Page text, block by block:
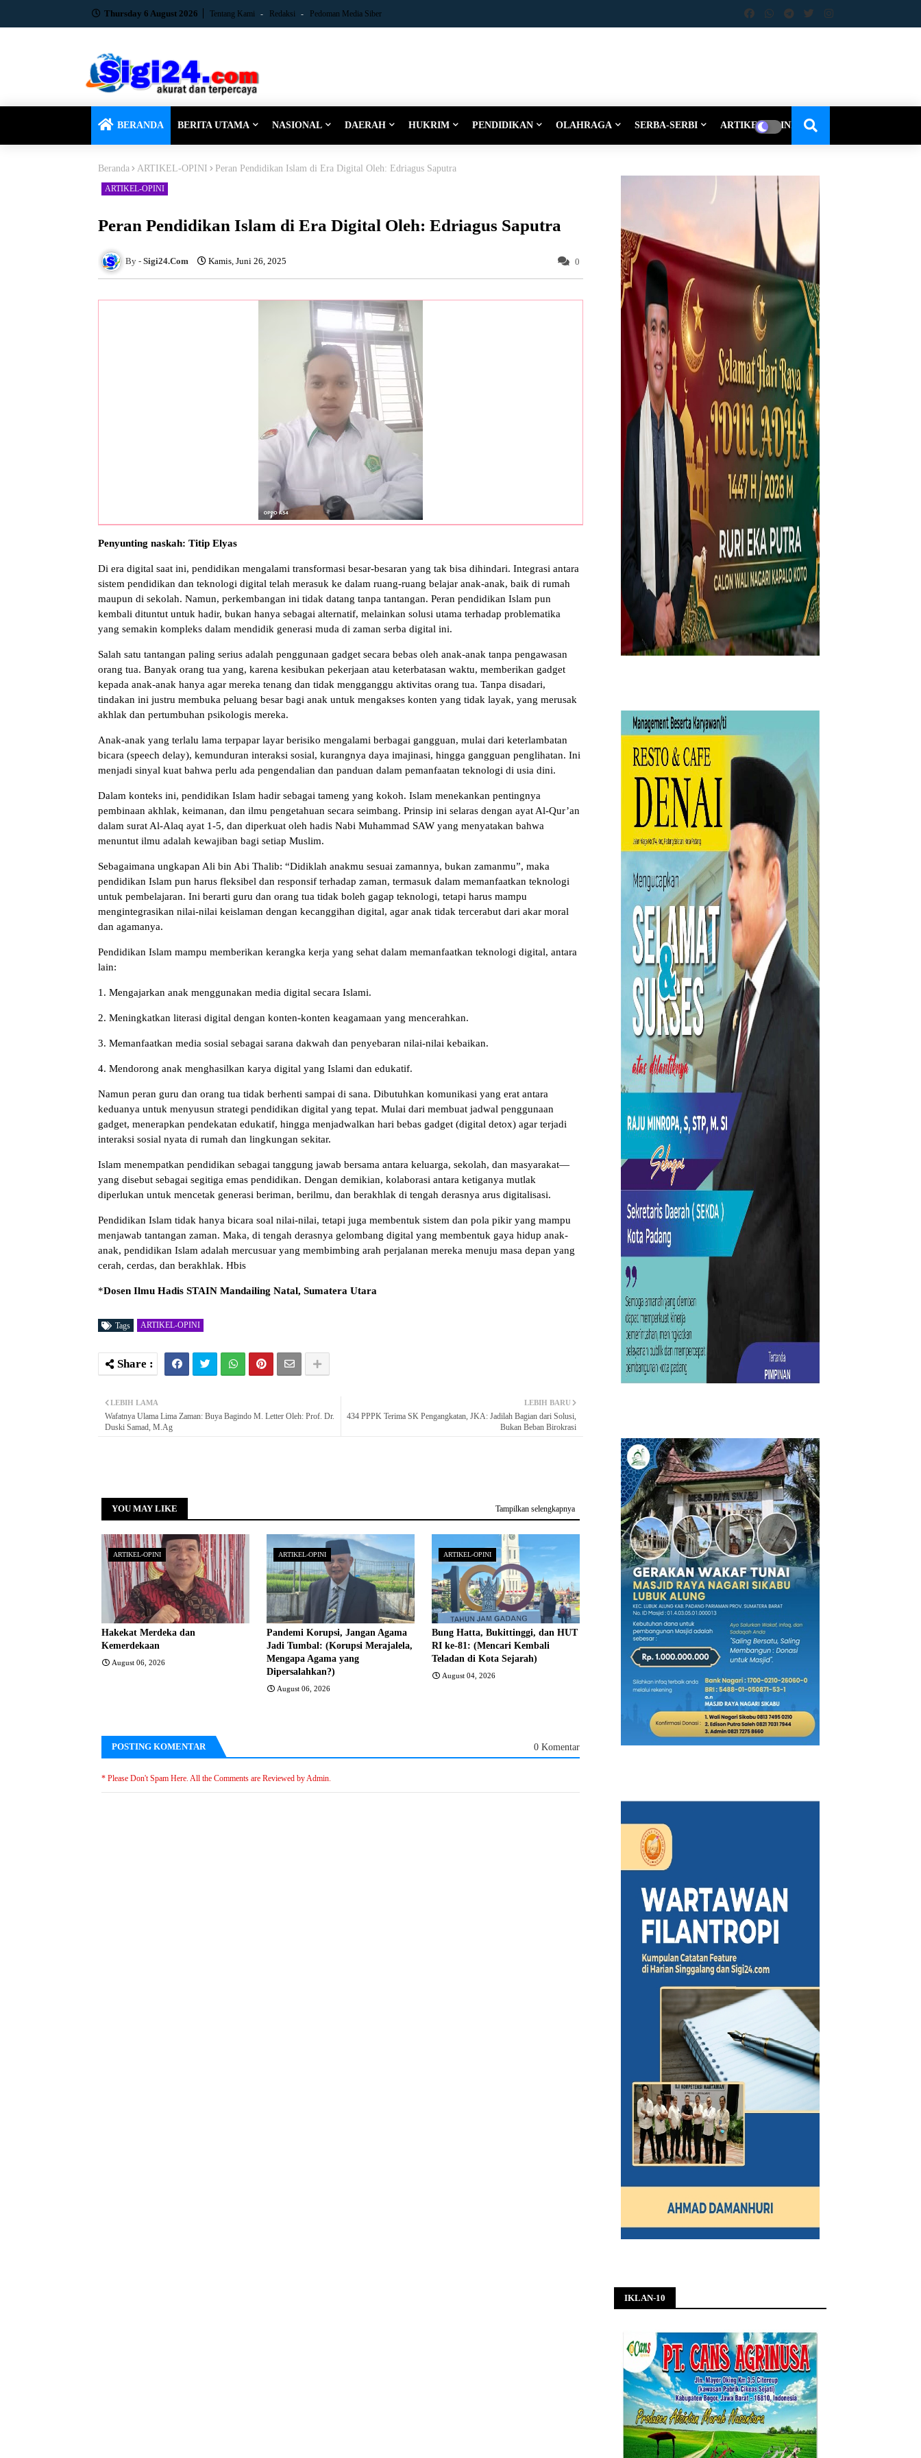
Thursday 6 August 2026 Tentang Kami Redaksi Pedoman Media Siber
BERANDA BERITA UTAMA NASIONAL DAERAH HUKRIM PENDIDIKAN OLAHRAGA SERBA-SERBI ARTIKEL-OPINI
Beranda ARTIKEL-OPINI Peran Pendidikan Islam di Era Digital Oleh: Edriagus Saputra
ARTIKEL-OPINI
Peran Pendidikan Islam di Era Digital Oleh: Edriagus Saputra
Sigi24.Com Kamis, Juni 26, 2025 0
Penyunting naskah: Titip Elyas
Di era digital saat ini, pendidikan mengalami transformasi besar-besaran yang tak bisa dihindari. Integrasi antara
sistem pendidikan dan teknologi digital telah merasuk ke dalam ruang-ruang belajar anak-anak, baik di rumah
maupun di sekolah. Namun, perkembangan ini tidak datang tanpa tantangan. Peran pendidikan Islam pun
kembali dituntut untuk hadir, bukan hanya sebagai alternatif, melainkan solusi utama terhadap problematika
yang semakin kompleks dalam mendidik generasi muda di zaman serba digital ini.
Salah satu tantangan paling serius adalah penggunaan gadget secara bebas oleh anak-anak tanpa pengawasan
orang tua. Banyak orang tua yang, karena kesibukan pekerjaan atau keterbatasan waktu, memberikan gadget
kepada anak-anak hanya agar mereka tenang dan tidak mengganggu aktivitas orang tua. Tanpa disadari,
tindakan ini justru membuka peluang besar bagi anak untuk mengakses konten yang tidak layak, yang merusak
akhlak dan pertumbuhan psikologis mereka.
Anak-anak yang terlalu lama terpapar layar berisiko mengalami berbagai gangguan, mulai dari keterlambatan
bicara (speech delay), kemunduran interaksi sosial, kurangnya daya imajinasi, hingga gangguan penglihatan. Ini
menjadi sinyal kuat bahwa perlu ada pengendalian dan panduan dalam pemanfaatan teknologi di usia dini.
Dalam konteks ini, pendidikan Islam hadir sebagai tameng yang kokoh. Islam menekankan pentingnya
pembinaan akhlak, keimanan, dan ilmu pengetahuan secara seimbang. Prinsip ini selaras dengan ayat Al-Qur’an
dalam surat Al-Alaq ayat 1-5, dan diperkuat oleh hadis Nabi Muhammad SAW yang menyatakan bahwa
menuntut ilmu adalah kewajiban bagi setiap Muslim.
Sebagaimana ungkapan Ali bin Abi Thalib: “Didiklah anakmu sesuai zamannya, bukan zamanmu”, maka
pendidikan Islam pun harus fleksibel dan responsif terhadap zaman, termasuk dalam memanfaatkan teknologi
untuk pembelajaran. Ini berarti guru dan orang tua tidak boleh gagap teknologi, tetapi harus mampu
mengintegrasikan nilai-nilai keislaman dengan kecanggihan digital, agar anak tidak tercerabut dari akar moral
dan agamanya.
Pendidikan Islam mampu memberikan kerangka kerja yang sehat dalam memanfaatkan teknologi digital, antara
lain:
1. Mengajarkan anak menggunakan media digital secara Islami.
2. Meningkatkan literasi digital dengan konten-konten keagamaan yang mencerahkan.
3. Memanfaatkan media sosial sebagai sarana dakwah dan penyebaran nilai-nilai kebaikan.
4. Mendorong anak menghasilkan karya digital yang Islami dan edukatif.
Namun peran guru dan orang tua tidak berhenti sampai di sana. Dibutuhkan komunikasi yang erat antara
keduanya untuk menyusun strategi pendidikan digital yang tepat. Mulai dari membuat jadwal penggunaan
gadget, menerapkan pendekatan edukatif, hingga menjadwalkan hari bebas gadget (digital detox) agar terjadi
interaksi sosial nyata di rumah dan lingkungan sekitar.
Islam menempatkan pendidikan sebagai tanggung jawab bersama antara keluarga, sekolah, dan masyarakat—
yang disebut sebagai segitiga emas pendidikan. Dengan demikian, kolaborasi antara ketiganya mutlak
diperlukan untuk mencetak generasi beriman, berilmu, dan berakhlak di tengah derasnya arus digitalisasi.
Pendidikan Islam tidak hanya bicara soal nilai-nilai, tetapi juga membentuk sistem dan pola pikir yang mampu
menjawab tantangan zaman. Maka, di tengah derasnya gelombang digital yang membentuk gaya hidup anak-
anak, pendidikan Islam adalah mercusuar yang membimbing arah perjalanan mereka menuju masa depan yang
cerah, cerdas, dan berakhlak. Hbis
*Dosen Ilmu Hadis STAIN Mandailing Natal, Sumatera Utara
Tags ARTIKEL-OPINI
LEBIH BARU
434 PPPK Terima SK Pengangkatan, JKA: Jadilah Bagian dari Solusi,
Bukan Beban Birokrasi
LEBIH LAMA
Wafatnya Ulama Lima Zaman: Buya Bagindo M. Letter Oleh: Prof. Dr.
Duski Samad, M.Ag
YOU MAY LIKE Tampilkan selengkapnya
ARTIKEL-OPINI
Hakekat Merdeka dan
Kemerdekaan
August 06, 2026
ARTIKEL-OPINI
Pandemi Korupsi, Jangan Agama
Jadi Tumbal: (Korupsi Merajalela,
Mengapa Agama yang
Dipersalahkan?)
August 06, 2026
ARTIKEL-OPINI
Bung Hatta, Bukittinggi, dan HUT
RI ke-81: (Mencari Kembali
Teladan di Kota Sejarah)
August 04, 2026
POSTING KOMENTAR 0 Komentar
* Please Don't Spam Here. All the Comments are Reviewed by Admin.
IKLAN-10